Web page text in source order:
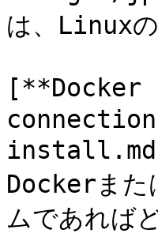
は、Linux
[**Docker
install.md)
Dockerまた
ムであれば